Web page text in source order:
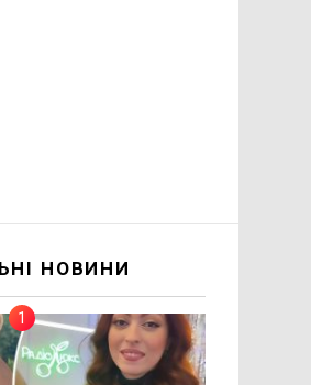
НОВИНИ